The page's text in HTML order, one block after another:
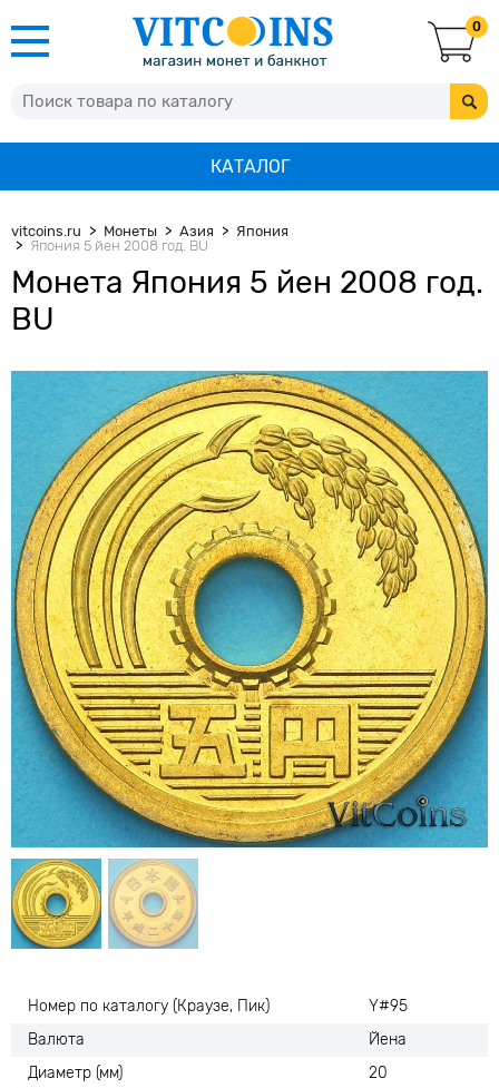
0
КАТАЛОГ
vitcoins.ru Монеты Азия
Япония
Япония 5 йен 2008 год. BU
Монета Япония 5 йен 2008 год.
BU
Номер по каталогу (Краузе, Пик)
Y#95
Валюта
Йена
Диаметр (мм)
20